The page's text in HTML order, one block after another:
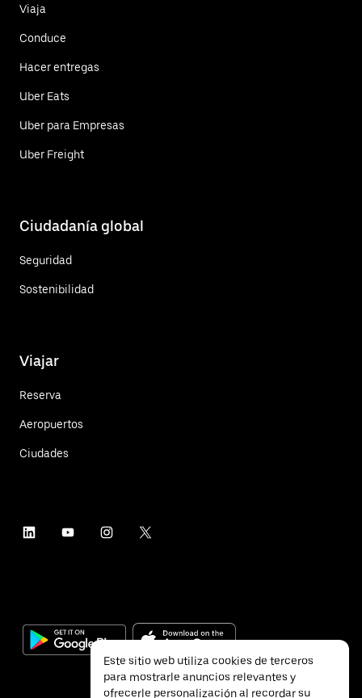
Viaja
Conduce
Hacer entregas
Uber Eats
Uber para Empresas
Uber Freight
Ciudadanía global
Seguridad
Sostenibilidad
Viajar
Reserva
Aeropuertos
Ciudades
Este sitio web utiliza cookies de terceros
para mostrarle anuncios relevantes y
ofrecerle personalización al recordar su